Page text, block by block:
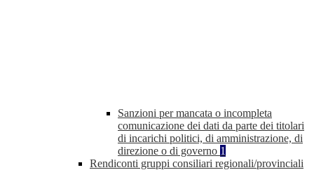
Sanzioni per mancata o incompleta
comunicazione dei dati da parte dei titolari
di incarichi politici, di amministrazione, di
direzione o di governo 1
Rendiconti gruppi consiliari regionali/provinciali